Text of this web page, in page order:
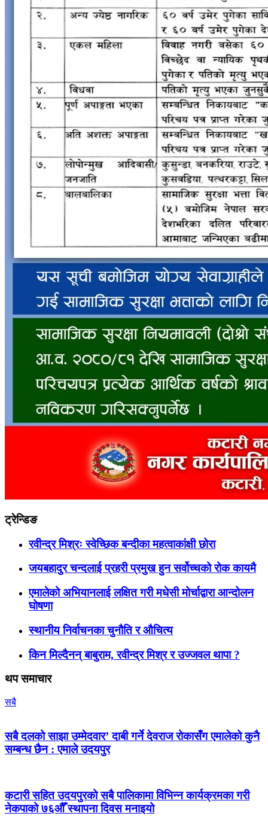
ट्रेन्डिङ
रवीन्द्र मिश्रः स्वेच्छिक बन्दीका महत्वाकांक्षी छोरा
जयबहादुर चन्दलाई प्रहरी प्रमुख हुन सर्वोच्चको रोक कायमै
एमालेको अभियानलाई लक्षित गरी मधेसी मोर्चाद्वारा आन्दोलन
घोषणा
स्थानीय निर्वाचनका चुनौति र औचित्य
किन मिल्दैनन् बाबुराम, रवीन्द्र मिश्र र उज्जवल थापा ?
थप समाचार
सबै
सबै दलको साझा उम्मेदवार’ दाबी गर्ने देवराज रोकासँग एमालेको कुनै
सम्बन्ध छैन : एमाले उदयपुर
कटारी सहित उदयपुरको सबै पालिकामा विभिन्न कार्यक्रमका गरी
नेकपाको ७६औँ स्थापना दिवस मनाइयो